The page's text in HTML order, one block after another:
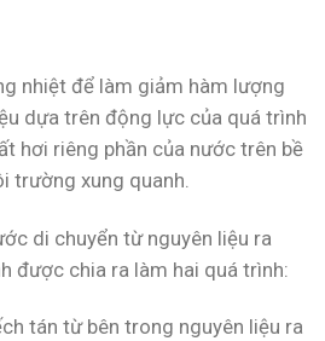
nhiệt để làm giảm hàm lượng
dựa trên động lực của quá trình
hơi riêng phần của nước trên bề
trường xung quanh.
di chuyển từ nguyên liệu ra
được chia ra làm hai quá trình:
tán từ bên trong nguyên liệu ra